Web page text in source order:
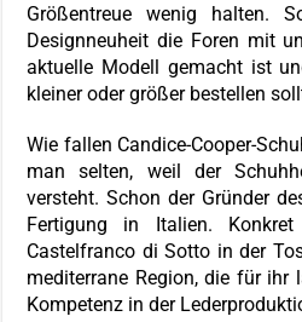
Größentreue wenig halten.
Designneuheit die Foren mit
aktuelle Modell gemacht ist
kleiner oder größer bestellen
Wie fallen Candice-Cooper-
man selten, weil der
versteht. Schon der Gründer
Fertigung in Italien.
Castelfranco di Sotto in der
mediterrane Region, die für ihr
Kompetenz in der